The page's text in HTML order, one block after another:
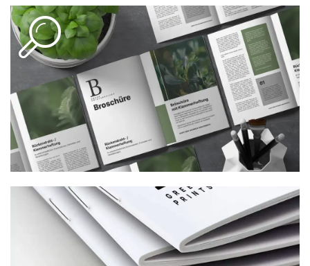
PRODUKT-INFOS
Häufig in folgenden Kern-Papierstärken:
100g/m2, 115g/m2, 135g/m2
Umschlag in 170g/m2, 250g/m2, 300g/m2 .